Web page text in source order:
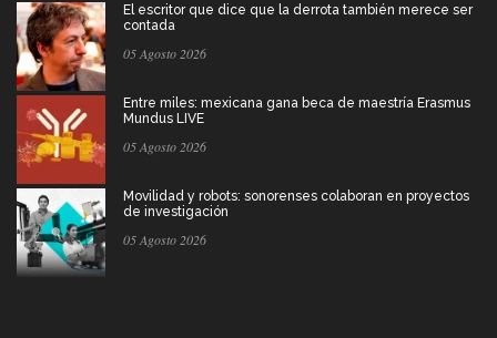
El escritor que dice que la derrota también merece ser
contada
05 Agosto 2026
Entre miles: mexicana gana beca de maestría Erasmus
Mundus LIVE
05 Agosto 2026
Movilidad y robots: sonorenses colaboran en proyectos
de investigación
05 Agosto 2026